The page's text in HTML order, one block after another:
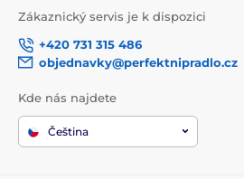
Zákaznický servis je k dispozici
+420 731 315 486
objednavky@perfektnipradlo.cz
Kde nás najdete
Čeština